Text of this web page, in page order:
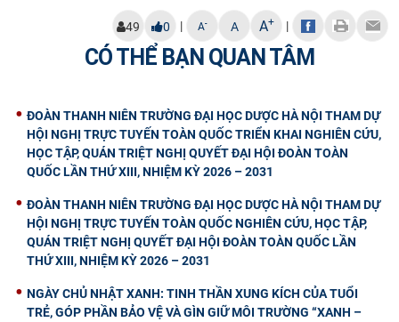
49 0 | A- A A+ |
CÓ THỂ BẠN QUAN TÂM
ĐOÀN THANH NIÊN TRƯỜNG ĐẠI HỌC DƯỢC HÀ NỘI THAM DỰ
HỘI NGHỊ TRỰC TUYẾN TOÀN QUỐC TRIỂN KHAI NGHIÊN CỨU,
HỌC TẬP, QUÁN TRIỆT NGHỊ QUYẾT ĐẠI HỘI ĐOÀN TOÀN
QUỐC LẦN THỨ XIII, NHIỆM KỲ 2026 – 2031
ĐOÀN THANH NIÊN TRƯỜNG ĐẠI HỌC DƯỢC HÀ NỘI THAM DỰ
HỘI NGHỊ TRỰC TUYẾN TOÀN QUỐC NGHIÊN CỨU, HỌC TẬP,
QUÁN TRIỆT NGHỊ QUYẾT ĐẠI HỘI ĐOÀN TOÀN QUỐC LẦN
THỨ XIII, NHIỆM KỲ 2026 – 2031
NGÀY CHỦ NHẬT XANH: TINH THẦN XUNG KÍCH CỦA TUỔI
TRẺ, GÓP PHẦN BẢO VỆ VÀ GÌN GIỮ MÔI TRƯỜNG “XANH –